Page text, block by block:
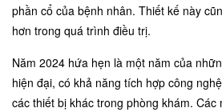
phần cổ của bệnh nhân. Thiết kế này
hơn trong quá trình điều trị.
Năm 2024 hứa hẹn là một năm của
hiện đại, có khả năng tích hợp công
các thiết bị khác trong phòng khám.